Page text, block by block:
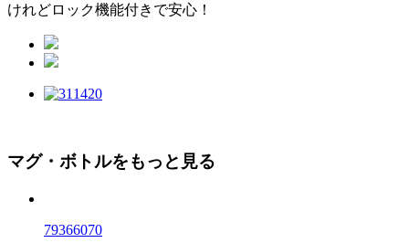
けれどロック機能付きで安心！
マグ・ボトルをもっと見る
79366070